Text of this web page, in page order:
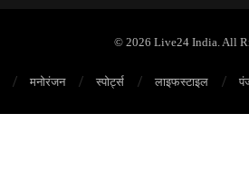
© 2026 Live24 India. All
मनोरंजन स्पोर्ट्स लाइफस्टाइल